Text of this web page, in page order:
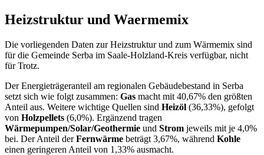
Heizstruktur und Waermemix
Die vorliegenden Daten zur Heizstruktur und zum Wärmemix sind
für die Gemeinde Serba im Saale-Holzland-Kreis verfügbar, nicht
für Trotz.
Der Energieträgeranteil am regionalen Gebäudebestand in Serba
setzt sich wie folgt zusammen: Gas macht mit 40,67% den größten
Anteil aus. Weitere wichtige Quellen sind Heizöl (36,33%), gefolgt
von Holzpellets (6,0%). Ergänzend tragen
Wärmepumpen/Solar/Geothermie und Strom jeweils mit je 4,0%
bei. Der Anteil derFernwärme beträgt 3,67%, während Kohle
einen geringeren Anteil von 1,33% ausmacht.